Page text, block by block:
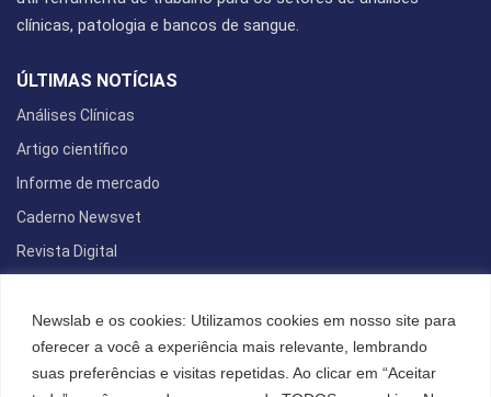
Newslab e os cookies: Utilizamos cookies em nosso site para
oferecer a você a experiência mais relevante, lembrando
suas preferências e visitas repetidas. Ao clicar em “Aceitar
clínicas, patologia e bancos de sangue.
ÚLTIMAS NOTÍCIAS
Análises Clínicas
Artigo científico
Informe de mercado
Caderno Newsvet
Revista Digital